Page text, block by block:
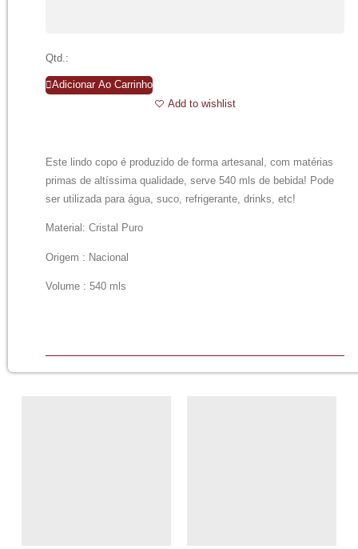
Qtd.:
Adicionar Ao Carrinho
Add to wishlist
Este lindo copo é produzido de forma artesanal, com matérias
primas de altíssima qualidade, serve 540 mls de bebida! Pode
ser utilizada para água, suco, refrigerante, drinks, etc!
Material: Cristal Puro
Origem : Nacional
Volume : 540 mls